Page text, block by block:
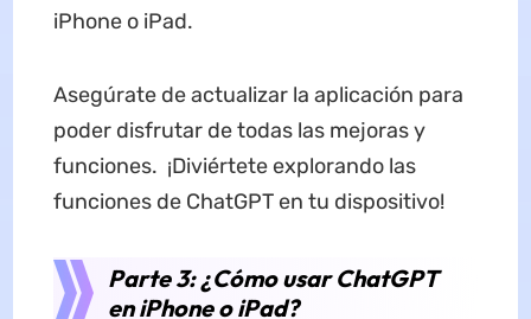
iPhone o iPad.
Asegúrate de actualizar la aplicación para
poder disfrutar de todas las mejoras y
funciones. ¡Diviértete explorando las
funciones de ChatGPT en tu dispositivo!
Parte 3: ¿Cómo usar ChatGPT
en iPhone o iPad?